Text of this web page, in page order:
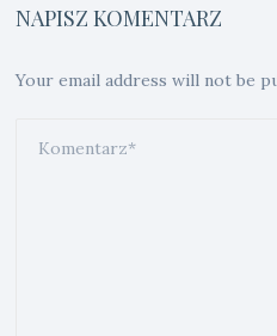
NAPISZ KOMENTARZ
Your email address will not be